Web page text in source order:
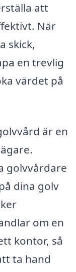
att
När
skick,
en trevlig
värdet på
är en
golvvårdare
dina golv
om en
kontor, så
ta hand